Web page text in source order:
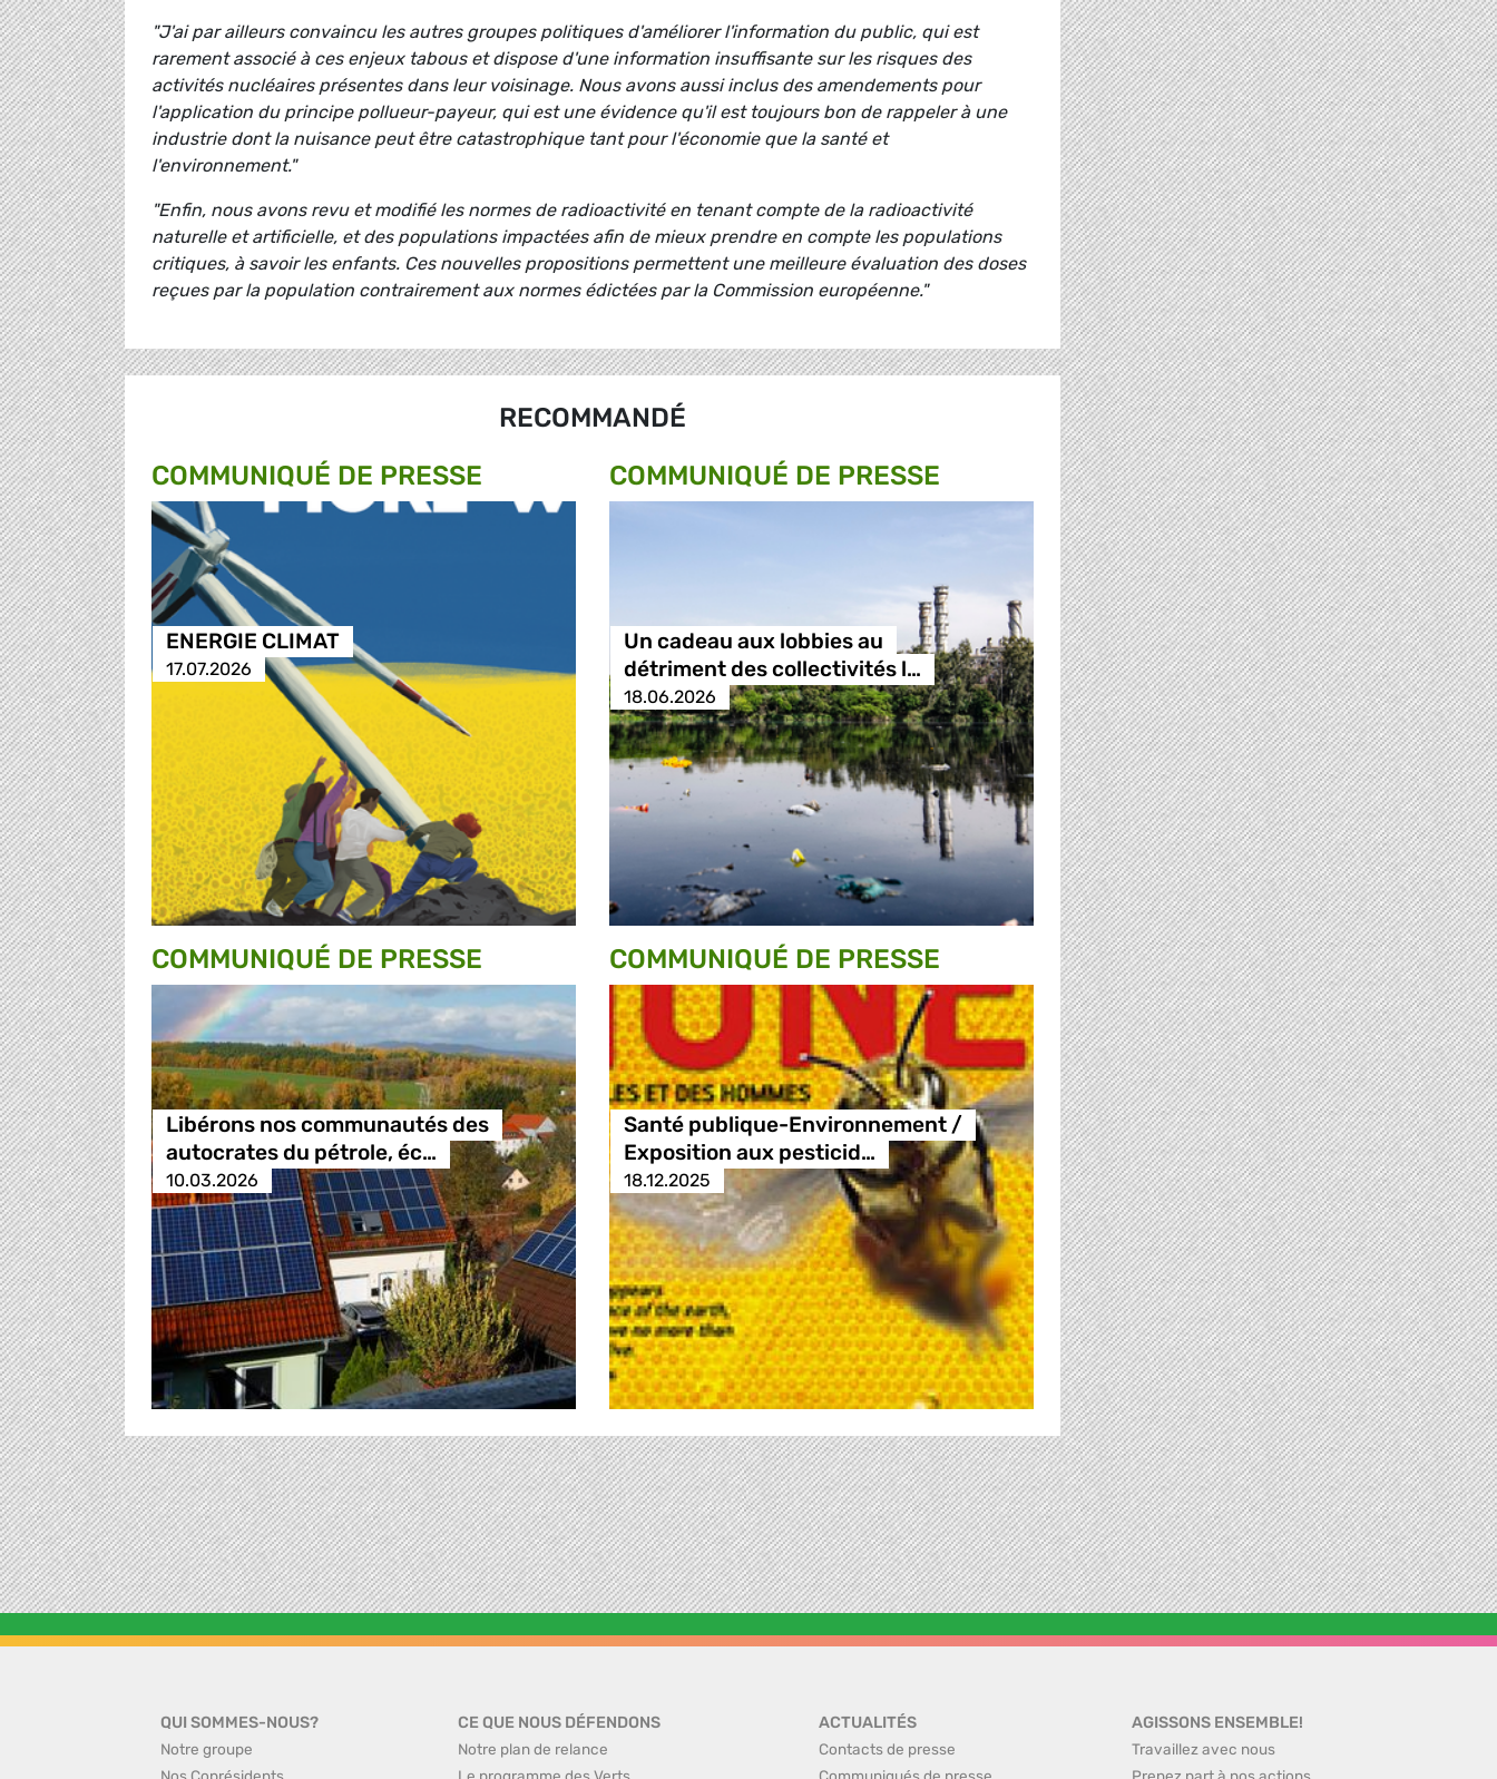
"J'ai par ailleurs convaincu les autres groupes politiques d'améliorer l'information du public, qui est
rarement associé à ces enjeux tabous et dispose d'une information insuffisante sur les risques des
activités nucléaires présentes dans leur voisinage. Nous avons aussi inclus des amendements pour
l'application du principe pollueur-payeur, qui est une évidence qu'il est toujours bon de rappeler à une
industrie dont la nuisance peut être catastrophique tant pour l'économie que la santé et
l'environnement."
"Enfin, nous avons revu et modifié les normes de radioactivité en tenant compte de la radioactivité
naturelle et artificielle, et des populations impactées afin de mieux prendre en compte les populations
critiques, à savoir les enfants. Ces nouvelles propositions permettent une meilleure évaluation des doses
reçues par la population contrairement aux normes édictées par la Commission européenne."
RECOMMANDÉ
COMMUNIQUÉ DE PRESSE
ENERGIE CLIMAT
17.07.2026
COMMUNIQUÉ DE PRESSE
Un cadeau aux lobbies au
détriment des collectivités l…
18.06.2026
COMMUNIQUÉ DE PRESSE
Libérons nos communautés des
autocrates du pétrole, éc…
10.03.2026
COMMUNIQUÉ DE PRESSE
Santé publique-Environnement /
Exposition aux pesticid…
18.12.2025
QUI SOMMES-NOUS?
Notre groupe
Nos Coprésidents
CE QUE NOUS DÉFENDONS
Notre plan de relance
Le programme des Verts
ACTUALITÉS
Contacts de presse
Communiqués de presse
AGISSONS ENSEMBLE!
Travaillez avec nous
Prenez part à nos actions